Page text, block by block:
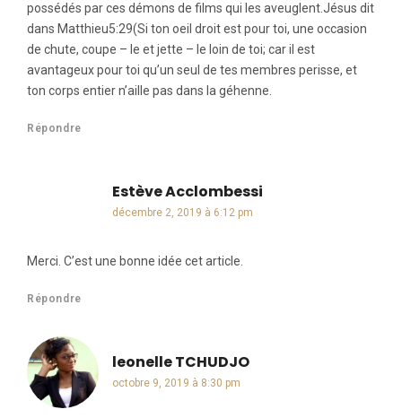
possédés par ces démons de films qui les aveuglent.Jésus dit
dans Matthieu5:29(Si ton oeil droit est pour toi, une occasion
de chute, coupe – le et jette – le loin de toi; car il est
avantageux pour toi qu’un seul de tes membres perisse, et
ton corps entier n’aille pas dans la géhenne.
Répondre
Estève Acclombessi
décembre 2, 2019 à 6:12 pm
Merci. C’est une bonne idée cet article.
Répondre
leonelle TCHUDJOdit :
octobre 9, 2019 à 8:30 pm